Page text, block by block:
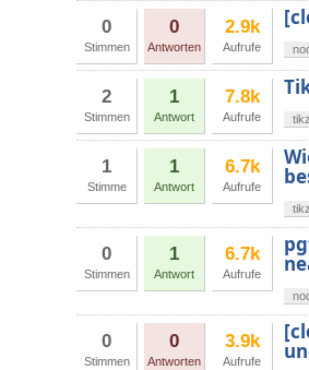
0
Stimmen
0
Antworten
2.9k
Aufrufe
2
Stimmen
1
Antwort
7.8k
Aufrufe tikz
1
Stimme
1
Antwort
6.7k
Aufrufe
tikz
0
Stimmen
1
Antwort
6.7k
Aufrufe
0
Stimmen
0
Antworten
3.9k
Aufrufe